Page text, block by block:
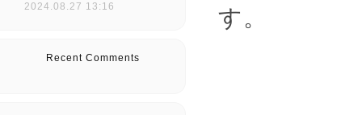
す。
2024.08.27 13:16
Recent Comments